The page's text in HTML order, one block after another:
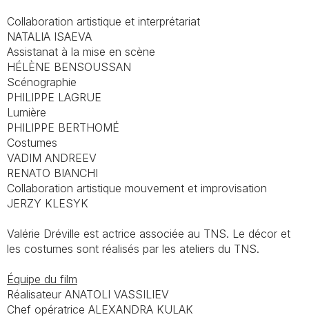
Collaboration artistique et interprétariat
NATALIA ISAEVA
Assistanat à la mise en scène
HÉLÈNE BENSOUSSAN
Scénographie
PHILIPPE LAGRUE
Lumière
PHILIPPE BERTHOMÉ
Costumes
VADIM ANDREEV
RENATO BIANCHI
Collaboration artistique mouvement et improvisation
JERZY KLESYK
Valérie Dréville est actrice associée au TNS. Le décor et
les costumes sont réalisés par les ateliers du TNS.
Équipe du film
Réalisateur ANATOLI VASSILIEV
Chef opératrice ALEXANDRA KULAK